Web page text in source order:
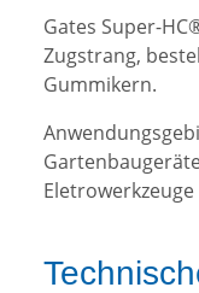
Gates Super-
Zugstrang,
Gummikern.
Eletrowerkzeuge